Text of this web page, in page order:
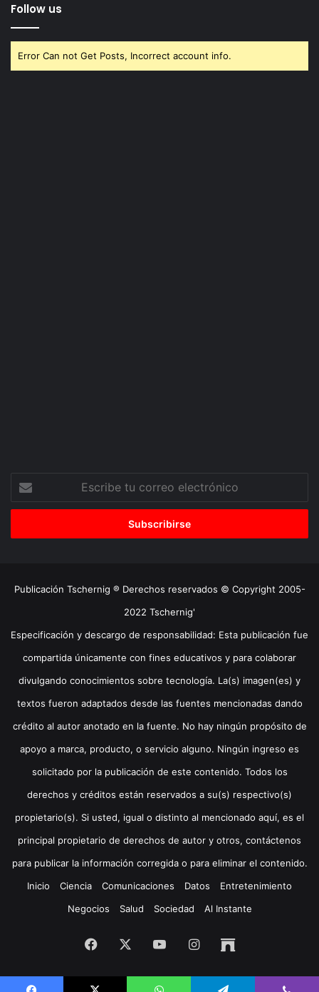
Follow us
Error Can not Get Posts, Incorrect account info.
correo
Publicación Tschernig ® Derechos reservados © Copyright 2005-
2022 Tschernig'
Especificación y descargo de responsabilidad: Esta publicación fue
compartida únicamente con fines educativos y para colaborar
divulgando conocimientos sobre tecnología. La(s) imagen(es) y
textos fueron adaptados desde las fuentes mencionadas dando
crédito al autor anotado en la fuente. No hay ningún propósito de
apoyo a marca, producto, o servicio alguno. Ningún ingreso es
solicitado por la publicación de este contenido. Todos los
derechos y créditos están reservados a su(s) respectivo(s)
propietario(s). Si usted, igual o distinto al mencionado aquí, es el
principal propietario de derechos de autor y otros, contáctenos
para publicar la información corregida o para eliminar el contenido.
Inicio
Ciencia Comunicaciones Datos
Entretenimiento
Negocios
Salud Sociedad Al Instante
Facebook YouTubeInstagramArchive